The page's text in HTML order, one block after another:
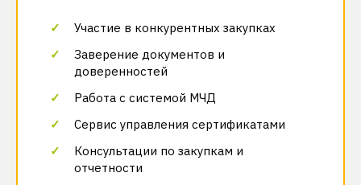
Участие в конкурентных закупках
Заверение документов и
доверенностей
Работа с системой МЧД
Сервис управления сертификатами
Консультации по закупкам и
отчетности